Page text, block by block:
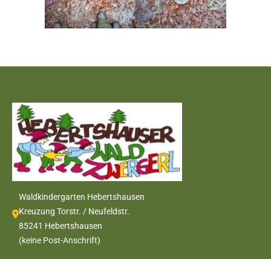
Waldkindergarten Hebertshausen
Kreuzung Torstr. / Neufeldstr.
85241 Hebertshausen
(keine Post-Anschrift)